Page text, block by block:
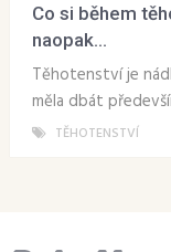
Co si během
naopak...
Těhotenství je
měla dbát
TĚHOTENSTVÍ